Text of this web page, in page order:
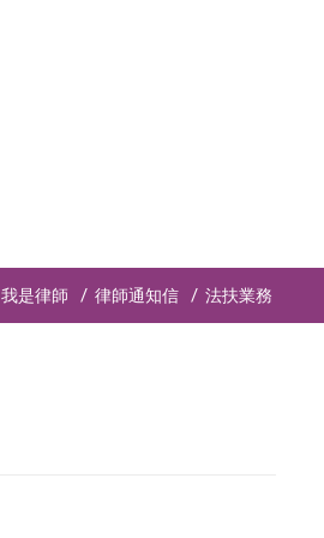
我是律師 律師通知信 法扶業務